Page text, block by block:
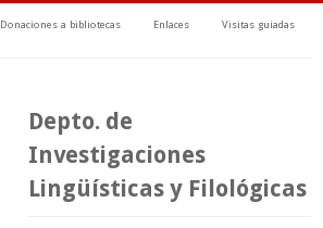
Donaciones a bibliotecas Enlaces Visitas guiadas
Depto. de
Investigaciones
Lingüísticas y Filológicas